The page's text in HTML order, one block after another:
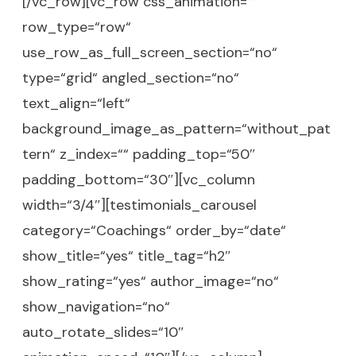
row_type=“row“
use_row_as_full_screen_section=“no“
type=“grid“ angled_section=“no“
text_align=“left“
background_image_as_pattern=“without_pat
tern“ z_index=““ padding_top=“50″
padding_bottom=“30″][vc_column
width=“3/4″][testimonials_carousel
category=“Coachings“ order_by=“date“
show_title=“yes“ title_tag=“h2″
show_rating=“yes“ author_image=“no“
show_navigation=“no“
auto_rotate_slides=“10″